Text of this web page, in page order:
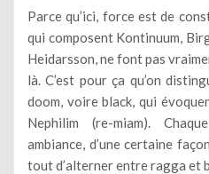
Parce qu’ici, force est de
qui composent Kontinuum,
Heidarsson, ne font pas
là. C’est pour ça qu’on
doom, voire black, qui
Nephilim (re-miam).
ambiance, d’une certaine
tout d’alterner entre ragga et